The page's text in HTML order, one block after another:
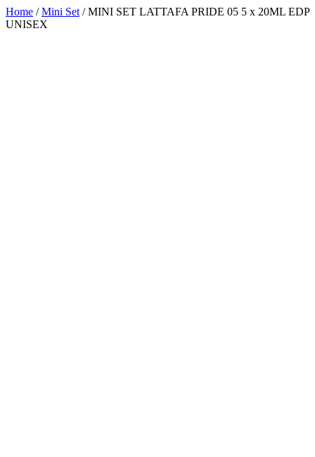
Home /Mini Set / MINI SET LATTAFA PRIDE 05 5 x 20ML EDP
UNISEX